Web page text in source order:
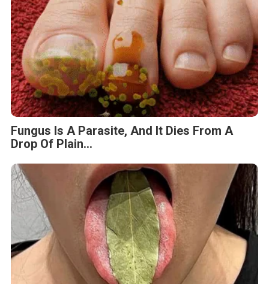
Fungus Is A Parasite, And It Dies From A
Drop Of Plain...